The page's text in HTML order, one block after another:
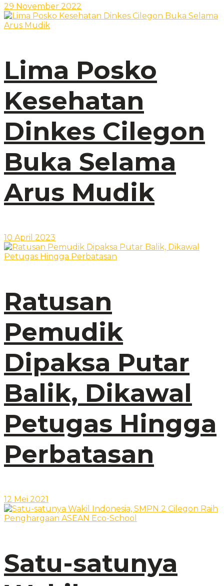
29 November 2022
Lima Posko
Kesehatan
Dinkes Cilegon
Buka Selama
Arus Mudik
10 April 2023
Ratusan
Pemudik
Dipaksa Putar
Balik, Dikawal
Petugas Hingga
Perbatasan
12 Mei 2021
Satu-satunya